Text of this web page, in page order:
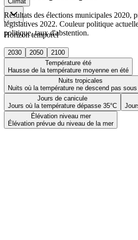
Horizon temporel
2030 2050
2100
Température été
Hausse de la température moyenne en été
Nuits tropicales
Nuits où la température ne descend pas sous
Jours de canicule
Jours où la température dépasse 35°C
Élévation niveau mer
Élévation prévue du niveau de la mer
Résultats des élections municipales 2020,
législatives 2022. Couleur politique
politique, taux d'abstention.